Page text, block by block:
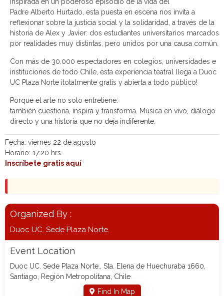
Padre Alberto Hurtado, esta puesta en escena nos invita a
reflexionar sobre la justicia social y la solidaridad, a través de la
historia de Alex y Javier: dos estudiantes universitarios marcados
por realidades muy distintas, pero unidos por una causa común.
Con más de 30.000 espectadores en colegios, universidades e
instituciones de todo Chile, esta experiencia teatral llega a Duoc
UC Plaza Norte ¡totalmente gratis y abierta a todo público!
Porque el arte no solo entretiene:
también cuestiona, inspira y transforma. Música en vivo, diálogo
directo y una historia que no deja indiferente.
Fecha: viernes 22 de agosto
Horario: 17:20 hrs.
Inscríbete gratis aquí
Organized By :
Duoc UC. Sede Plaza Norte.
Event Location
Duoc UC. Sede Plaza Norte., Sta. Elena de Huechuraba 1660,
Santiago, Región Metropolitana, Chile
Find In Map